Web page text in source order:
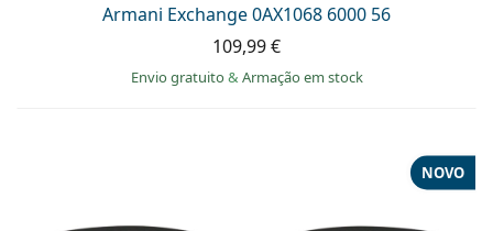
Armani Exchange 0AX1068 6000 56
109,99 €
Envio gratuito& Armação em stock
NOVO